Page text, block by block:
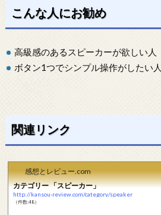
こんな人にお勧め
高級感のあるスピーカーが欲しい人
ボタン1つでシンプル操作がしたい人
関連リンク
感想とレビュー.com
カテゴリー 「スピーカー」
http://kansou-review.com/category/speaker
（件数:48）